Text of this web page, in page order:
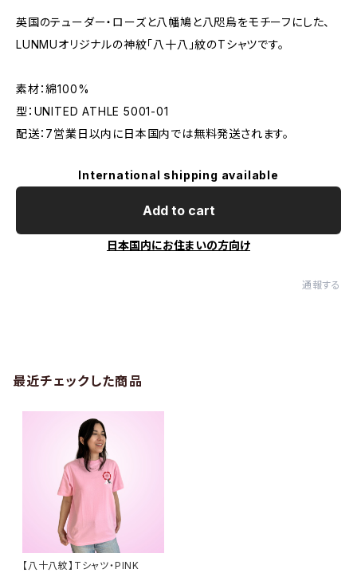
英国のテューダー・ローズと八幡鳩と八咫烏をモチーフにした、
LUNMUオリジナルの神紋「八十八」紋のTシャツです。
素材：綿100%
型：UNITED ATHLE 5001-01
配送：7営業日以内に日本国内では無料発送されます。
International shipping available
Add to cart
日本国内にお住まいの方向け
通報する
最近チェックした商品
【八十八紋】Tシャツ・PINK